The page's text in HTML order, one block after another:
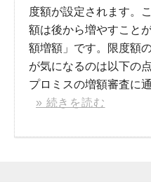
度額が設定されます。
額は後から増やすこと
額増額」です。限度額
が気になるのは以下の
プロミスの増額審査に
» 続きを読む